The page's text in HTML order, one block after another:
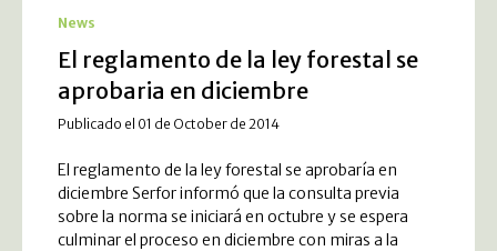
News
El reglamento de la ley forestal se
aprobaria en diciembre
Publicado el 01 de October de 2014
El reglamento de la ley forestal se aprobaría en
diciembre Serfor informó que la consulta previa
sobre la norma se iniciará en octubre y se espera
culminar el proceso en diciembre con miras a la